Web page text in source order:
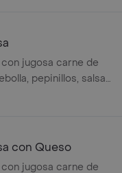
jugosa carne de
pepinillos, salsa
en pan suave
con Queso
jugosa carne de